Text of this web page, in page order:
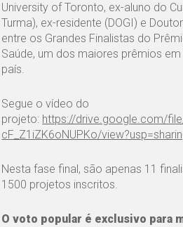
University of Toronto, ex-aluno do
Turma), ex-residente (DOGI) e
entre os Grandes Finalistas do
Saúde, um dos maiores prêmios
país.
Segue o vídeo do
projeto: https://drive.google.com/
cF_Z1iZK6oNUPKo/
Nesta fase final, são apenas 11
1500 projetos inscritos.
O voto popular é exclusivo para